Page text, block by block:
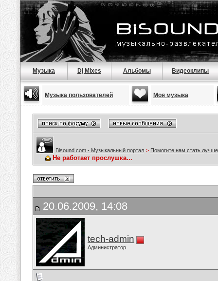
Музыка Dj Mixes Альбомы Видеоклипы
Музыка пользователей Моя музыка
Bisound.com - Музыкальный портал > Помогите нам стать
Не работает прослушка...
20.06.2009, 14:08
tech-admin
Администратор